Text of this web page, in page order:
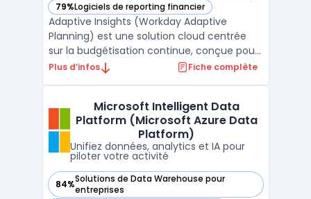
79%Logiciels de reporting financier
— voir Adaptive Insights (Workday Adaptive Planning)
Adaptive Insights (Workday Adaptive
Planning) est une solution cloud centrée
sur la budgétisation continue, conçue pour
les équipes financières, RH et
entreprises confrontées à la multiplication
des données et à la n ...
Plus d’infos Fiche complète
Microsoft Intelligent Data
Platform (Microsoft Azure Data
Platform)
Unifiez données, analytics et IA pour
piloter votre activité
84%Solutions de Data Warehouse pour
entreprises
— voir Microsoft Intelligent Data Platform (Microsoft